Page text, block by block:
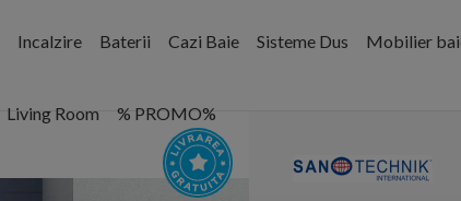
Incalzire Baterii Cazi Baie Sisteme Dus Mobilier
Living Room % PROMO%